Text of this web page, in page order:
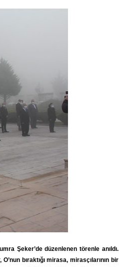
Şeker’de düzenlenen törenle anıldı.
bıraktığı mirasa, mirasçılarının bir